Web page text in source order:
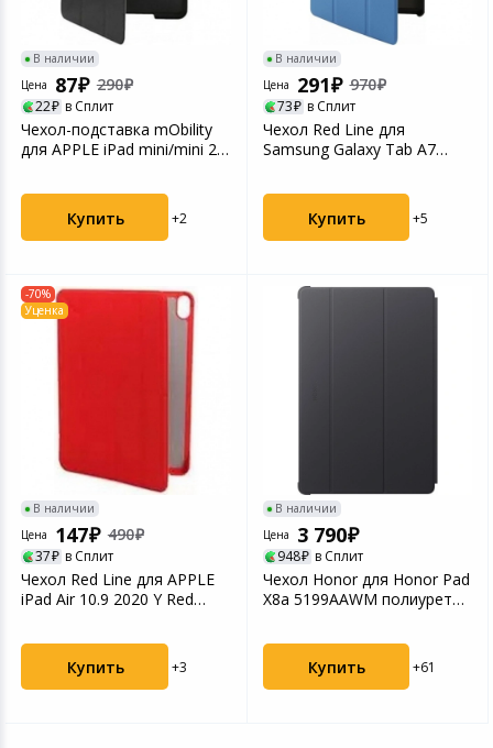
В наличии
Цена
87 290
22 в Сплит
Чехол-подставка mObility
для APPLE iPad mini/mini 2 Y
Купить +2
В наличии
Цена
291 970
73 в Сплит
Чехол Red Line для
Samsung Galaxy Tab A7
Купить +5
-70%
Уценка
В наличии
Цена
147 490
37 в Сплит
Чехол Red Line для APPLE
iPad Air 10.9 2020 Y Red
Купить +3
В наличии
Цена
3 790
948 в Сплит
Чехол Honor для Honor Pad
X8a 5199AAWM полиуретан
Купить +61
Игровые
Программное
Цифровые
Устройства
Товары для дачи и сада
Музыкальные инструменты
Канцтовары
Аксессуары
Торговое оборудование
Системы безопасности
Системы видеонаблюдения
Уцененные товары